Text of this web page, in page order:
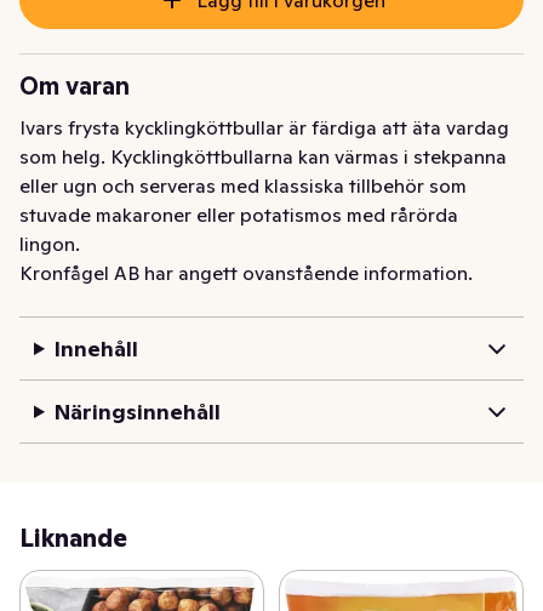
Om varan
Ivars frysta kycklingköttbullar är färdiga att äta vardag
som helg. Kycklingköttbullarna kan värmas i stekpanna
eller ugn och serveras med klassiska tillbehör som
stuvade makaroner eller potatismos med rårörda
lingon.
Kronfågel AB har angett ovanstående information.
Innehåll
Näringsinnehåll
Liknande